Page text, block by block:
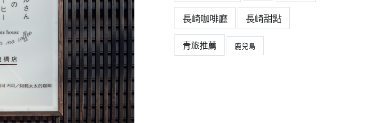
長崎咖啡廳 長崎甜點
青旅推薦 鹿兒島